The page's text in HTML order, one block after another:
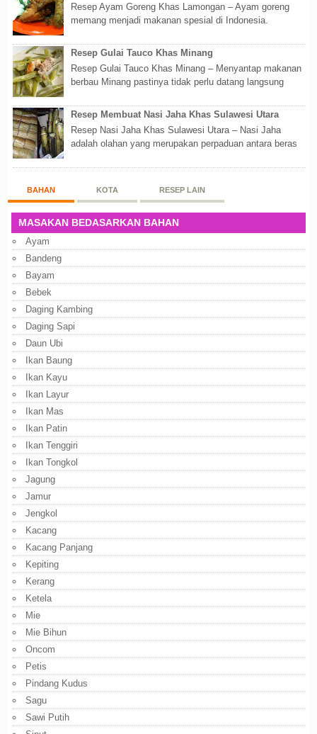
Resep Ayam Goreng Khas Lamongan – Ayam goreng
memang menjadi makanan spesial di Indonesia.
Resep Gulai Tauco Khas Minang
Resep Gulai Tauco Khas Minang – Menyantap makanan
berbau Minang pastinya tidak perlu datang langsung
Resep Membuat Nasi Jaha Khas Sulawesi Utara
Resep Nasi Jaha Khas Sulawesi Utara – Nasi Jaha
adalah olahan yang merupakan perpaduan antara beras
BAHAN KOTA RESEP LAIN
MASAKAN BEDASARKAN BAHAN
Ayam
Bandeng
Bayam
Bebek
Daging Kambing
Daging Sapi
Daun Ubi
Ikan Baung
Ikan Kayu
Ikan Layur
Ikan Mas
Ikan Patin
Ikan Tenggiri
Ikan Tongkol
Jagung
Jamur
Jengkol
Kacang
Kacang Panjang
Kepiting
Kerang
Ketela
Mie
Mie Bihun
Oncom
Petis
Pindang Kudus
Sagu
Sawi Putih